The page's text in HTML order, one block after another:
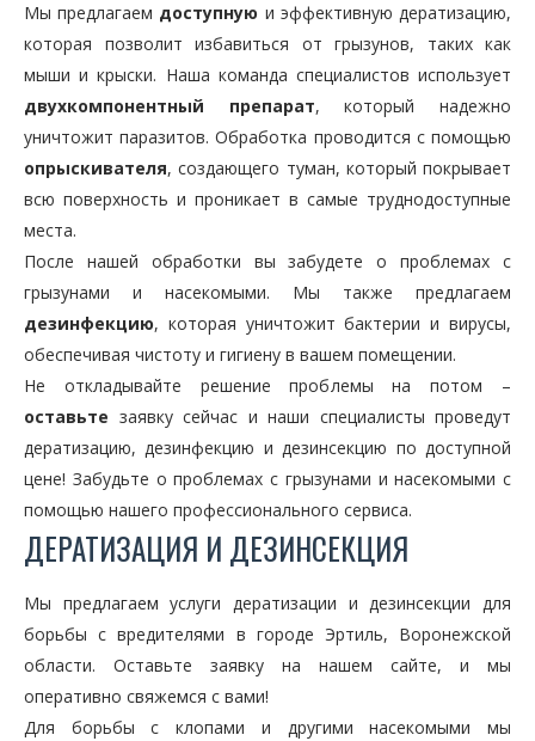
Мы предлагаем доступную и эффективную дератизацию,
которая позволит избавиться от грызунов, таких как
мыши и крыски. Наша команда специалистов использует
двухкомпонентный препарат, который надежно
уничтожит паразитов. Обработка проводится с помощью
опрыскивателя, создающего туман, который покрывает
всю поверхность и проникает в самые труднодоступные
места.
После нашей обработки вы забудете о проблемах с
грызунами и насекомыми. Мы также предлагаем
дезинфекцию, которая уничтожит бактерии и вирусы,
обеспечивая чистоту и гигиену в вашем помещении.
Не откладывайте решение проблемы на потом –
оставьте заявку сейчас и наши специалисты проведут
дератизацию, дезинфекцию и дезинсекцию по доступной
цене! Забудьте о проблемах с грызунами и насекомыми с
помощью нашего профессионального сервиса.
ДЕРАТИЗАЦИЯ И ДЕЗИНСЕКЦИЯ
Мы предлагаем услуги дератизации и дезинсекции для
борьбы с вредителями в городе Эртиль, Воронежской
области. Оставьте заявку на нашем сайте, и мы
оперативно свяжемся с вами!
Для борьбы с клопами и другими насекомыми мы